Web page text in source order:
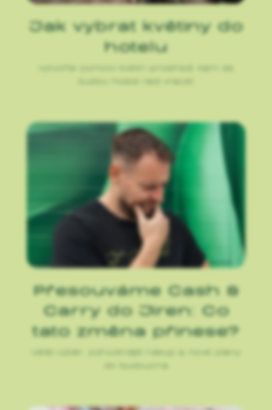
Jak vybrat květiny do
hotelu
budou hosté rádi vracet
Přesouváme Cash &
Carry do Jiren: Co
tato změna přinese?